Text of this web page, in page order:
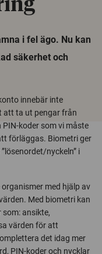
i fel ägo. Nu kan
säkerhet och
innebär inte
att ta ut pengar från
koder som vi måste
förläggas. Biometri ger
nyckeln” i
med hjälp av
Med biometri kan
som: ansikte,
värden för att
det idag mer
PIN-koder och nycklar